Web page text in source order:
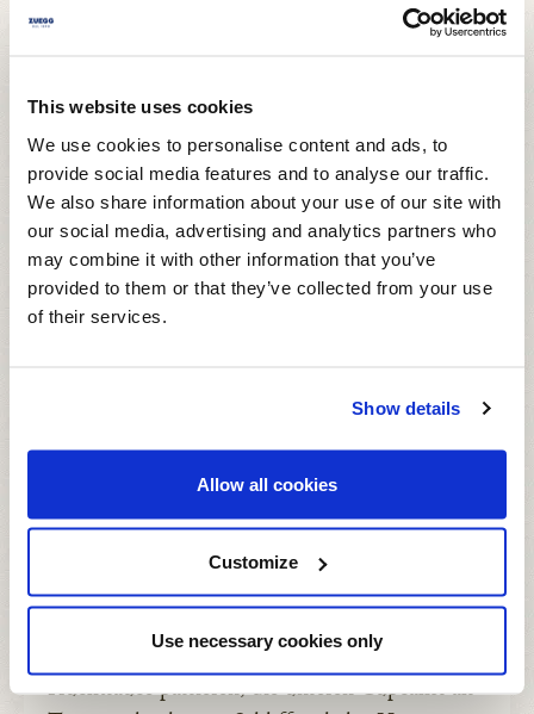
This website uses cookies
We use cookies to personalise content and ads, to
provide social media features and to analyse our traffic.
We also share information about your use of our site with
our social media, advertising and analytics partners who
may combine it with other information that you’ve
provided to them or that they’ve collected from your use
of their services.
Show details
Allow all cookies
Customize
Use necessary cookies only
Im vorgeheizten Ofen ca. 15-20 Minuten
besser vor dem Herausnehmen mit einem
Holzspießchen prüfen, ob die Cupcakes fertig
sind.
SCHRITT 6.
Während die Cupcakes auskühlen, Füllung
zubereiten. Dafür Mascarpone und Puderzucker
Schlagsahneersatz zugeben. Maschine stetig bei
mittelhoher Geschwindigkeit weiterrühren
lassen. Die nun schaumig leichte Creme in einen
Spritzbeutel mit sternförmigem Tüllenausgang
3 - 4 EL Fruchtaufstrich Pfirsich zu einer
Fruchtsauce passieren, die unseren Cupcakes als